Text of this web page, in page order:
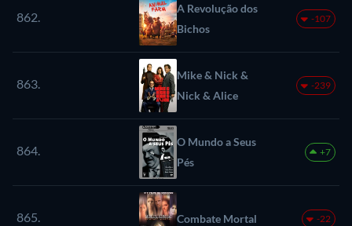
862.
A Revolução dos
Bichos
-107
863.
Mike & Nick &
Nick & Alice
-239
864.
O Mundo a Seus
Pés
+7
865. Combate Mortal -22